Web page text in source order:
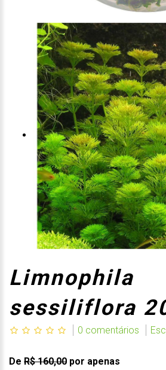
Limnophila
sessiliflora
0 comentários
De R$ 160,00 por apenas